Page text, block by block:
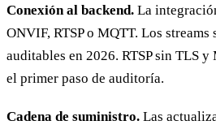
Conexión al backend. La
ONVIF, RTSP o MQTT. Los
auditables en 2026. RTSP sin TLS
el primer paso de auditoría.
Cadena de suministro. Las